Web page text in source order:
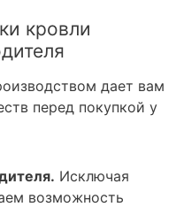
кровли
дает вам
перед покупкой у
Исключая
возможность